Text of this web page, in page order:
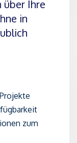
über Ihre
in
zum